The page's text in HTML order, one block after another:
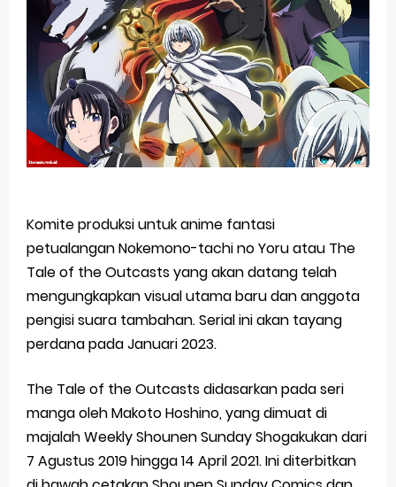
Basketball Project ZERO RISE Gets Anime
Jujutsu Kaisen Season 3 New Visual
The Case Book of Arne Reveals New Visual and Trailer
Cosmic Princess Kaguya! Upcoming Netflix Feature Anime
Thursday, 6 August
Komite produksi untuk anime fantasi
petualangan Nokemono-tachi no Yoru atau The
Tale of the Outcasts yang akan datang telah
mengungkapkan visual utama baru dan anggota
pengisi suara tambahan. Serial ini akan tayang
perdana pada Januari 2023.
The Tale of the Outcasts didasarkan pada seri
manga oleh Makoto Hoshino, yang dimuat di
majalah Weekly Shounen Sunday Shogakukan dari
7 Agustus 2019 hingga 14 April 2021. Ini diterbitkan